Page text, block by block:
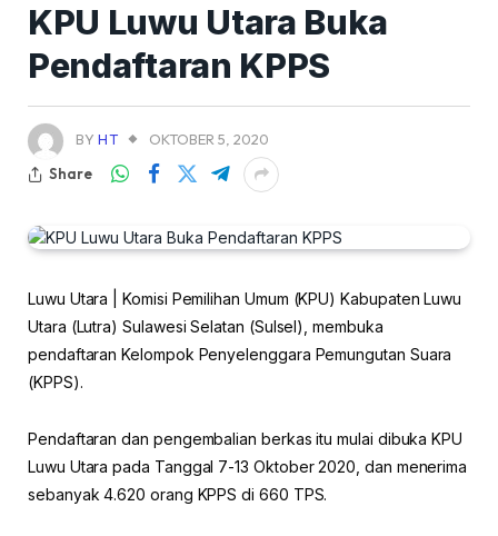
KPU Luwu Utara Buka
Pendaftaran KPPS
BY HT
OKTOBER 5, 2020
Share
Luwu Utara | Komisi Pemilihan Umum (KPU) Kabupaten Luwu
Utara (Lutra) Sulawesi Selatan (Sulsel), membuka
pendaftaran Kelompok Penyelenggara Pemungutan Suara
(KPPS).
Pendaftaran dan pengembalian berkas itu mulai dibuka KPU
Luwu Utara pada Tanggal 7-13 Oktober 2020, dan menerima
sebanyak 4.620 orang KPPS di 660 TPS.